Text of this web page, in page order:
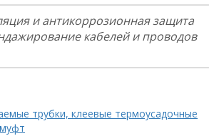
и антикоррозионная защита
кабелей и проводов
трубки, клеевые термоусадочные